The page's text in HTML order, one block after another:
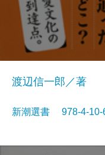
渡辺信一郎／著
新潮選書 978-4-